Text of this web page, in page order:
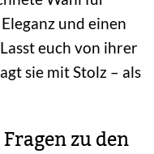
und einen
euch von ihrer
sie mit Stolz – als
zu den